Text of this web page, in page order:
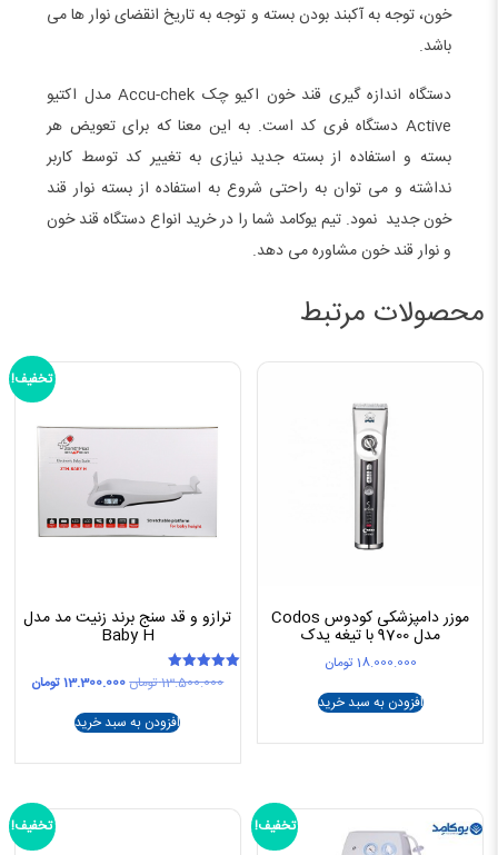
خون، توجه به آکبند بودن بسته و توجه به تاریخ انقضای نوار ها می
باشد.
دستگاه اندازه گیری قند خون اکیو چک Accu-chek مدل اکتیو
Active دستگاه فری کد است. به این معنا که برای تعویض هر
بسته و استفاده از بسته جدید نیازی به تغییر کد توسط کاربر
نداشته و می توان به راحتی شروع به استفاده از بسته نوار قند
خون جدید نمود. تیم یوکامد شما را در خرید انواع دستگاه قند خون
و نوار قند خون مشاوره می دهد.
محصولات مرتبط
موزر دامپزشکی کودوس Codos
مدل 9700 با تیغه یدک
18.000.000 تومان
افزودن به سبد خرید
تخفیف!
ترازو و قد سنج برند زنیت مد مدل
Baby H
امتیاز
13.500.000تومانقیمت
13.300.000تومانقیمت
افزودن به سبد خرید
تخفیف! تخفیف!